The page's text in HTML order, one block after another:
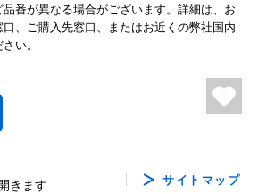
番が異なる場合がございます。詳細は、お
、ご購入先窓口、またはお近くの弊社国内
い。
きます サイトマップ